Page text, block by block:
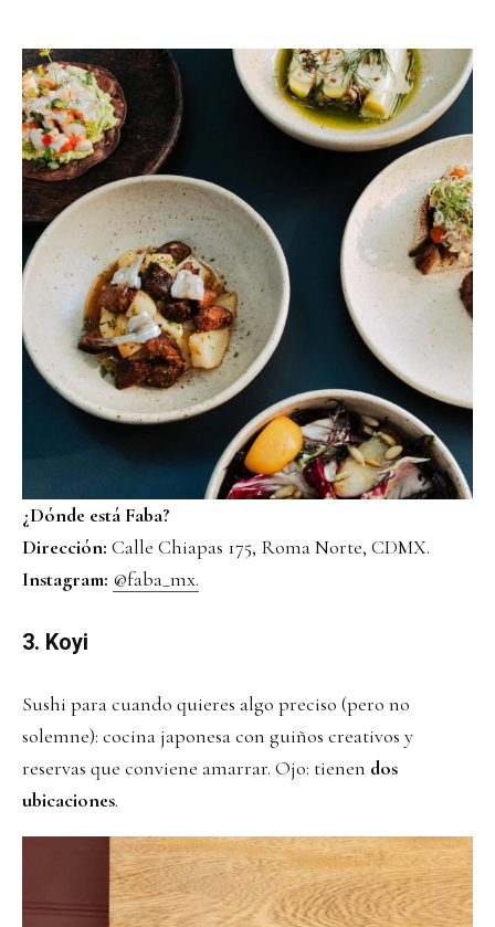
¿Dónde está Faba?
Dirección: Calle Chiapas 175, Roma Norte, CDMX.
Instagram: @faba_mx.
3. Koyi
Sushi para cuando quieres algo preciso (pero no
solemne): cocina japonesa con guiños creativos y
reservas que conviene amarrar. Ojo: tienen dos
ubicaciones.